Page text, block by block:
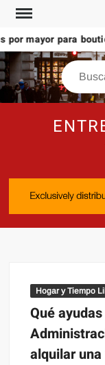
Saltar
contenido
mayor para
Buscar
Hogar y Tiempo
Qué
alquilar